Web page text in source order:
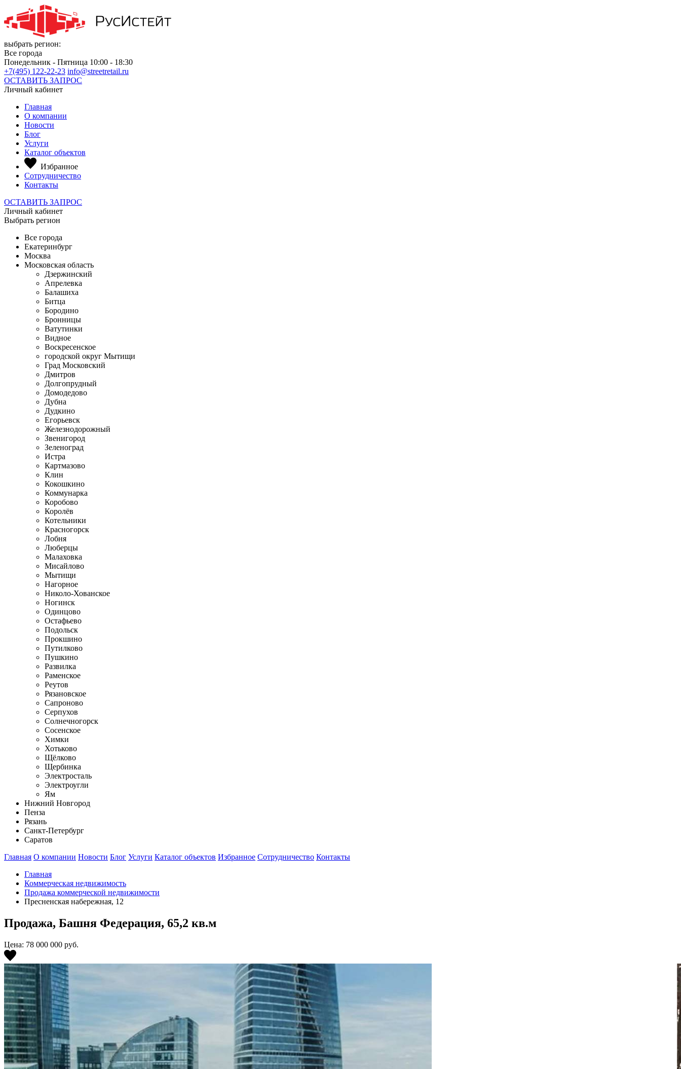
выбрать регион:
Все города
Понедельник - Пятница 10:00 - 18:30
+7(495) 122-22-23 info@streetretail.ru
ОСТАВИТЬ ЗАПРОС
Личный кабинет
Главная
О компании
Новости
Блог
Услуги
Каталог объектов
Избранное
Сотрудничество
Контакты
ОСТАВИТЬ ЗАПРОС
Личный кабинет
Выбрать регион
Все города
Екатеринбург
Москва
Московская область
Дзержинский
Апрелевка
Балашиха
Битца
Бородино
Бронницы
Ватутинки
Видное
Воскресенское
городской округ Мытищи
Град Московский
Дмитров
Долгопрудный
Домодедово
Дубна
Дудкино
Егорьевск
Железнодорожный
Звенигород
Зеленоград
Истра
Картмазово
Клин
Кокошкино
Коммунарка
Коробово
Королёв
Котельники
Красногорск
Лобня
Люберцы
Малаховка
Мисайлово
Мытищи
Нагорное
Николо-Хованское
Ногинск
Одинцово
Остафьево
Подольск
Прокшино
Путилково
Пушкино
Развилка
Раменское
Реутов
Рязановское
Сапроново
Серпухов
Солнечногорск
Сосенское
Химки
Хотьково
Щёлково
Щербинка
Электросталь
Электроугли
Ям
Нижний Новгород
Пенза
Рязань
Санкт-Петербург
Саратов
Главная О компании Новости Блог Услуги Каталог объектов Избранное Сотрудничество Контакты
Главная
Коммерческая недвижимость
Продажа коммерческой недвижимости
Пресненская набережная, 12
Продажа, Башня Федерация, 65,2 кв.м
Цена: 78 000 000 руб.